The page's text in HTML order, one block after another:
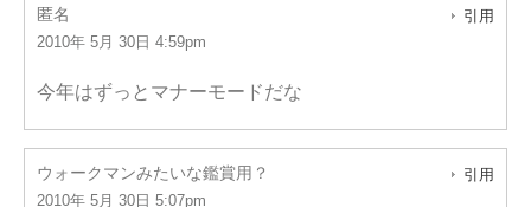
匿名
2010年 5月 30日 4:59pm
引用
今年はずっとマナーモードだな
ウォークマンみたいな鑑賞用？
2010年 5月 30日 5:07pm
引用